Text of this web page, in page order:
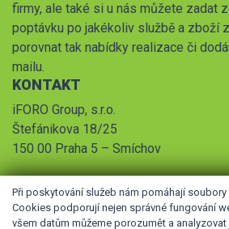
firmy, ale také si u nás můžete zadat
poptávku po jakékoliv službě a zboží
porovnat tak nabídky realizace či
mailu.
KONTAKT
iFORO Group, s.r.o.
Štefánikova 18/25
150 00 Praha 5 – Smíchov
Při poskytování služeb nám pomáhají
Cookies podporují nejen správné fungování
všem datům můžeme porozumět a analyzovat